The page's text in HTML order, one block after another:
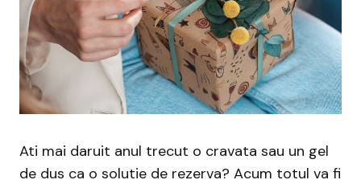
Ati mai daruit anul trecut o cravata sau un gel
de dus ca o solutie de rezerva? Acum totul va fi